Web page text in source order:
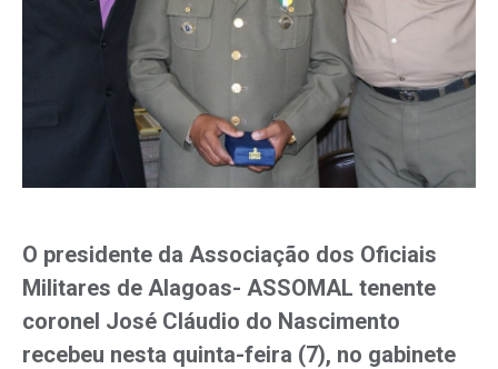
O presidente da Associação dos Oficiais
Militares de Alagoas- ASSOMAL tenente
coronel José Cláudio do Nascimento
recebeu nesta quinta-feira (7), no gabinete